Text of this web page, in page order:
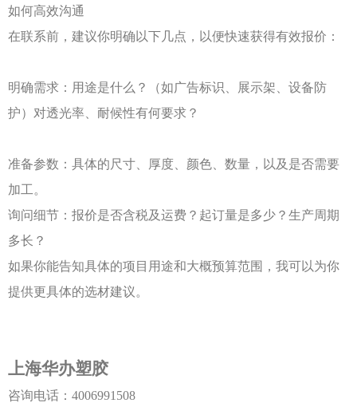
如何高效沟通
在联系前，建议你明确以下几点，以便快速获得有效报价：
明确需求：用途是什么？（如广告标识、展示架、设备防
护）对透光率、耐候性有何要求？
准备参数：具体的尺寸、厚度、颜色、数量，以及是否需要
加工。
询问细节：报价是否含税及运费？起订量是多少？生产周期
多长？
如果你能告知具体的项目用途和大概预算范围，我可以为你
提供更具体的选材建议。
上海华办塑胶
咨询电话： 4006991508